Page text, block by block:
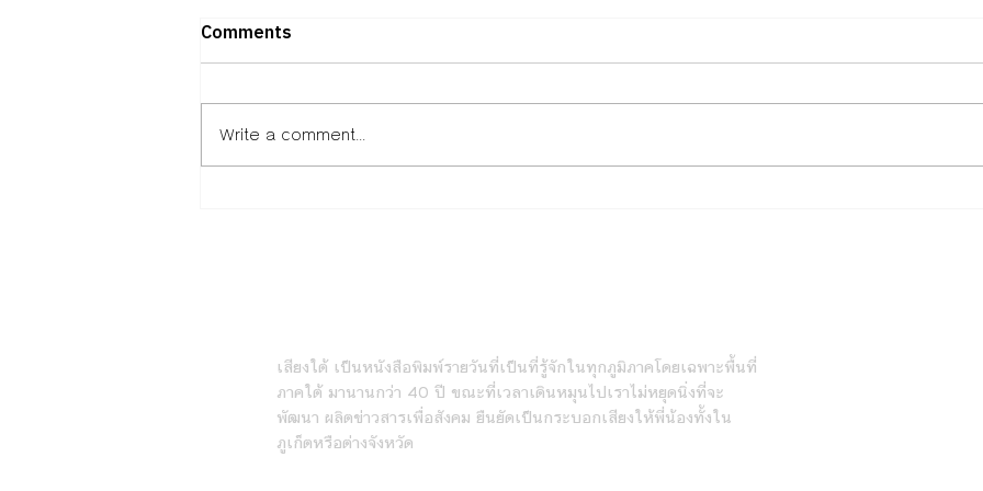
Comments
Write a comment...
เสียงใต้ เป็นหนังสือพิมพ์รายวันที่เป็นที่รู้จักในทุกภูมิภาคโดยเฉพาะพื้นที่
ภาคใต้ มานานกว่า 40 ปี ขณะที่เวลาเดินหมุนไปเราไม่หยุดนิ่งที่จะ
พัฒนา ผลิตข่าวสารเพื่อสังคม ยืนยัดเป็นกระบอกเสียงให้พี่น้องทั้งใน
ภูเก็ตหรือต่างจังหวัด